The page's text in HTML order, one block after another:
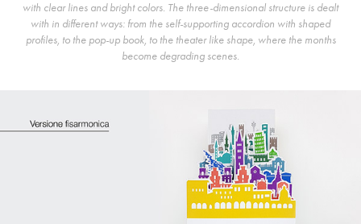
with clear lines and bright colors. The three-dimensional structure is dealt
with in different ways: from the self-supporting accordion with shaped
profiles, to the pop-up book, to the theater like shape, where the months
become degrading scenes.